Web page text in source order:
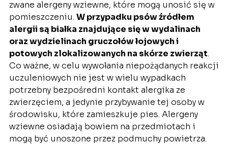
zwane alergeny wziewne, które mogą unosić się w
pomieszczeniu. W przypadku psów źródłem
alergii są białka znajdujące się w wydalinach
oraz wydzielinach gruczołów łojowych i
potowych zlokalizowanych na skórze zwierząt.
Co ważne, w celu wywołania niepożądanych reakcji
uczuleniowych nie jest w wielu wypadkach
potrzebny bezpośredni kontakt alergika ze
zwierzęciem, a jedynie przybywanie tej osoby w
środowisku, które zamieszkuje pies. Alergeny
wziewne osiadają bowiem na przedmiotach i
mogą być unoszone przez podmuchy powietrza.